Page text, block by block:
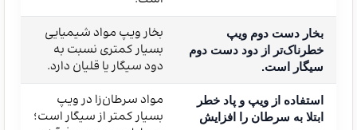
بخار دست دوم ویپ
خطرناک‌تر از دود دست دوم
سیگار است.
بخار ویپ مواد شیمیایی
بسیار کمتری نسبت به
دود سیگار یا قلیان دارد.
استفاده از ویپ و پاد خطر
ابتلا به سرطان را افزایش
مواد سرطان‌زا در ویپ
بسیار کمتر از سیگار است؛